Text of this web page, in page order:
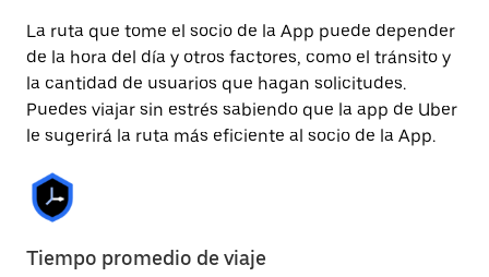
La ruta que tome el socio de la App puede depender
de la hora del día y otros factores, como el tránsito y
la cantidad de usuarios que hagan solicitudes.
Puedes viajar sin estrés sabiendo que la app de Uber
le sugerirá la ruta más eficiente al socio de la App.
Tiempo promedio de viaje